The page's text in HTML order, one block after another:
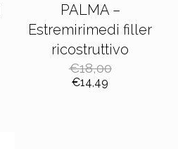
PALMA –
Estremirimedi filler
ricostruttivo
€18,00
Il
€14,49